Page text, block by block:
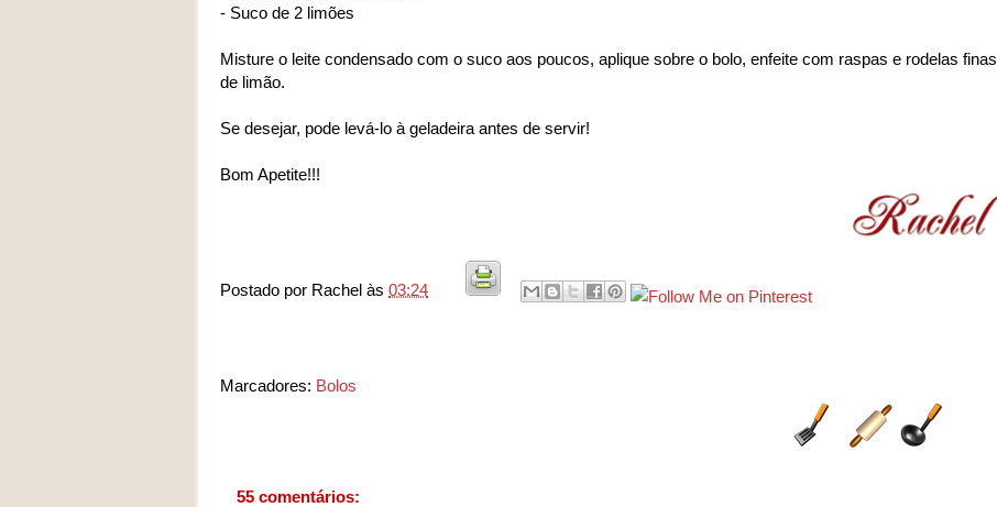
- Suco de 2 limões
Misture o leite condensado com o suco aos poucos, aplique sobre o bolo, enfeite com raspas e rodelas finas
de limão.
Se desejar, pode levá-lo à geladeira antes de servir!
Bom Apetite!!!
Postado por Rachel às 03:24
Marcadores: Bolos
55 comentários: